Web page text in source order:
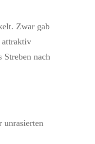
Zwar gab
attraktiv
nach
unrasierten